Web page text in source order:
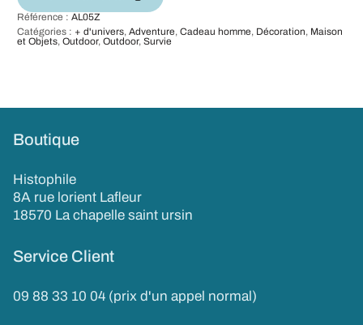
Référence : AL05Z
Catégories : + d'univers, Adventure, Cadeau homme, Décoration, Maison
et Objets, Outdoor, Outdoor, Survie
Boutique
Histophile
8A rue lorient Lafleur
18570 La chapelle saint ursin
Service Client
09 88 33 10 04 (prix d'un appel normal)